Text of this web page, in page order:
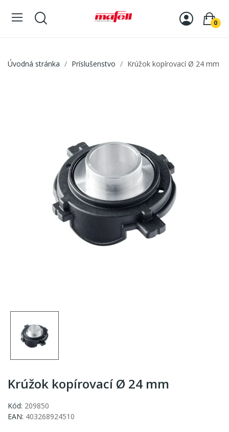
0
Úvodná stránka Príslušenstvo Krúžok kopírovací Ø 24 mm
Krúžok kopírovací Ø 24 mm
Kód: 209850
EAN: 403268924510